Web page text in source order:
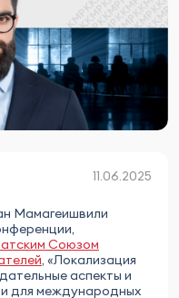
11.06.2025
Мамагеишвили
Союзом
, «Локализация
аспекты и
для международных